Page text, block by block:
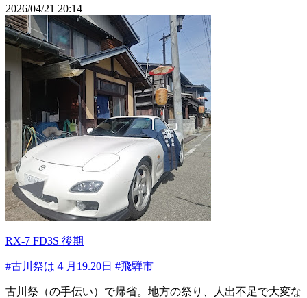
2026/04/21 20:14
RX-7 FD3S 後期
#古川祭は４月19.20日 #飛騨市
古川祭（の手伝い）で帰省。地方の祭り、人出不足で大変な